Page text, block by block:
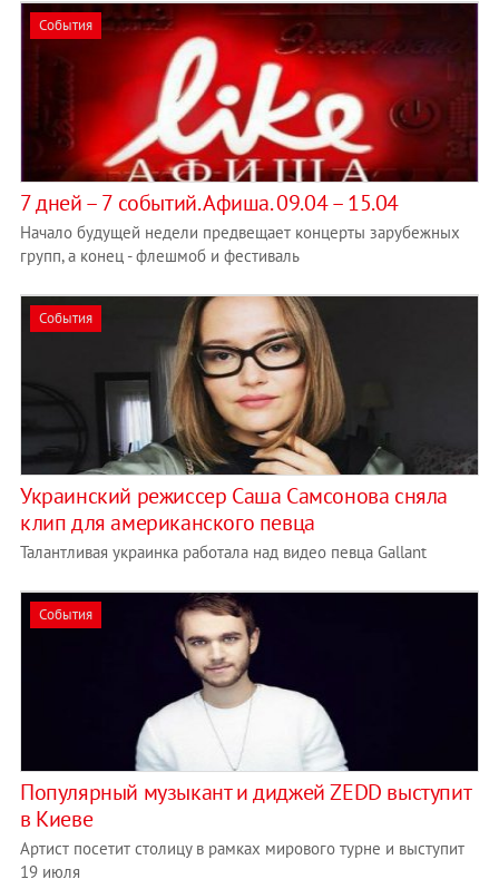
События
7 дней – 7 событий. Афиша. 09.04 – 15.04
Начало будущей недели предвещает концерты зарубежных
групп, а конец - флешмоб и фестиваль
События
Украинский режиссер Саша Самсонова сняла
клип для американского певца
Талантливая украинка работала над видео певца Gallant
События
Популярный музыкант и диджей ZEDD выступит
в Киеве
Артист посетит столицу в рамках мирового турне и выступит
19 июля